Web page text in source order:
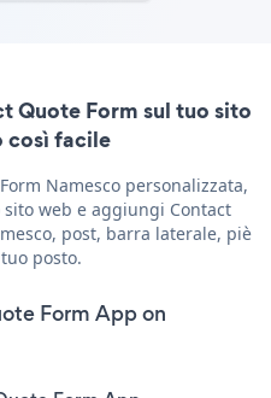
Quote Form sul tuo sito
così facile
Namesco personalizzata,
web e aggiungi Contact
post, barra laterale, piè
posto.
Form App on